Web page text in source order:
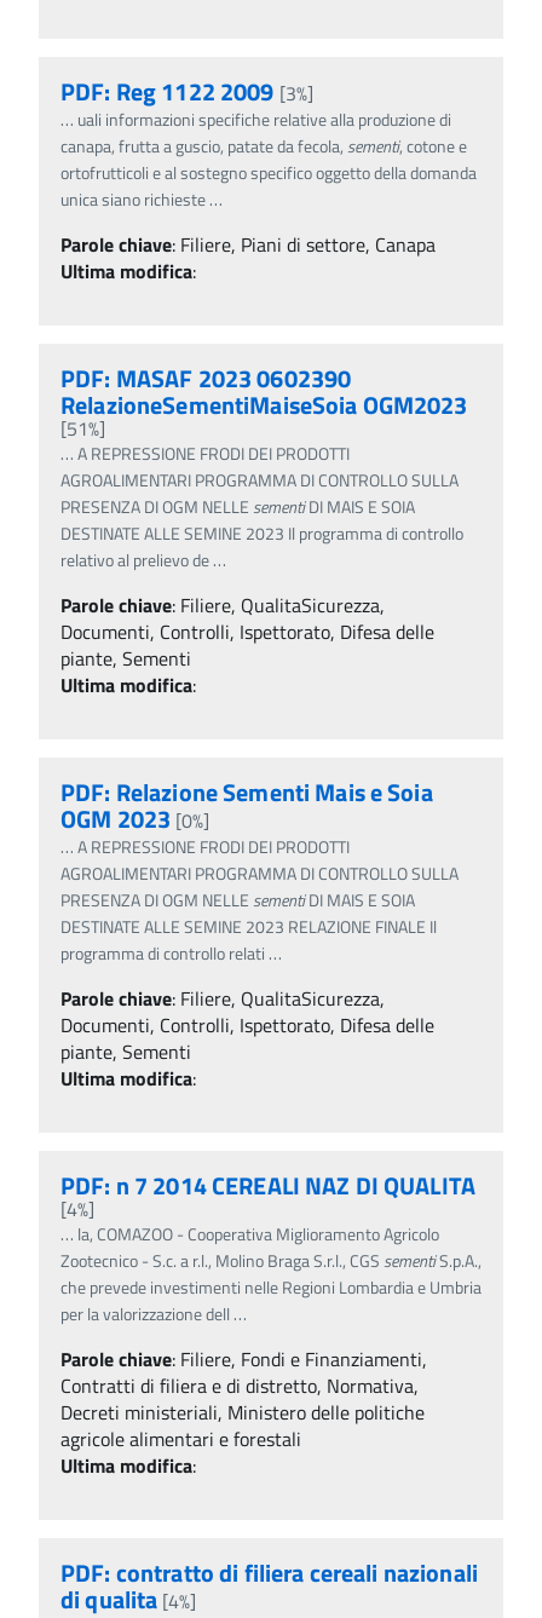
PDF: Reg 1122 2009 [3%]
… uali informazioni specifiche relative alla produzione di
canapa, frutta a guscio, patate da fecola,sementi, cotone e
ortofrutticoli e al sostegno specifico oggetto della domanda
unica siano richieste…
Parole chiave: Filiere, Piani di settore, Canapa
Ultima modifica:
PDF: MASAF 2023 0602390
RelazioneSementiMaiseSoia OGM2023
[51%]
…A REPRESSIONE FRODI DEI PRODOTTI
AGROALIMENTARI PROGRAMMA DI CONTROLLO SULLA
PRESENZA DI OGM NELLEsementiDI MAIS E SOIA
DESTINATE ALLE SEMINE 2023 Il programma di controllo
relativo al prelievo de…
Parole chiave: Filiere, QualitaSicurezza,
Documenti, Controlli, Ispettorato, Difesa delle
piante, Sementi
Ultima modifica:
PDF: Relazione Sementi Mais e Soia
OGM 2023 [0%]
…A REPRESSIONE FRODI DEI PRODOTTI
AGROALIMENTARI PROGRAMMA DI CONTROLLO SULLA
PRESENZA DI OGM NELLEsementiDI MAIS E SOIA
DESTINATE ALLE SEMINE 2023 RELAZIONE FINALE Il
programma di controllo relati …
Parole chiave: Filiere, QualitaSicurezza,
Documenti, Controlli, Ispettorato, Difesa delle
piante, Sementi
Ultima modifica:
PDF: n 7 2014 CEREALI NAZ DI QUALITA
[4%]
… la, COMAZOO - Cooperativa Miglioramento Agricolo
Zootecnico - S.c. a r.l., Molino Braga S.r.l., CGSsementiS.p.A.,
che prevede investimenti nelle Regioni Lombardia e Umbria
per la valorizzazione dell …
Parole chiave: Filiere, Fondi e Finanziamenti,
Contratti di filiera e di distretto, Normativa,
Decreti ministeriali, Ministero delle politiche
agricole alimentari e forestali
Ultima modifica:
PDF: contratto di filiera cereali nazionali
di qualita [4%]